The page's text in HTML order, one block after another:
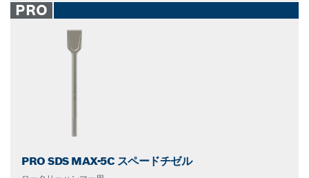
PRO
PRO SDS MAX-5C スペードチゼル